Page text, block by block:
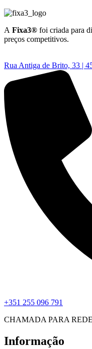
A Fixa3® foi criada para
preços competitivos.
Rua Antiga de Brito, 33 |
+351 255 096 791
CHAMADA PARA
Informação